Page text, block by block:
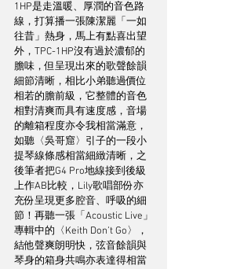
1HP是走溫暖、厚潤的音色路
線，打算播一張陳潔麗「一如
往昔」熱身，馬上有點喜出望
外，TPC-1HP沒有過於濃郁的
膽味，但呈現出來的歌聲餘韻
細節清晰，相比小弟聽過價位
相若的膽前級，它整體的音色
相對清爽而具有速度感，音場
的離箱程度亦令我相當滿意，
如聽〈吳哥窟〉引子的一段小
提琴線條感相當細緻清晰，之
後筆者把G4 Pro地線接到後級
上作AB比較，Lily歌唱部份亦
充份呈現更多腔音、呼吸的細
節！再聽一張「Acoustic Live」
專輯中的〈Keith Don’t Go〉，
結他聲爽朗明快，弦音餘韻與
琴身的箱身共鳴亦表達得相當